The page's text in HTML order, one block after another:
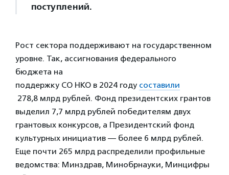
поступлений.
Рост сектора поддерживают на государственном
уровне. Так, ассигнования федерального
бюджета на
поддержку СО НКО в 2024 году составили
278,8 млрд рублей. Фонд президентских грантов
выделил 7,7 млрд рублей победителям двух
грантовых конкурсов, а Президентский фонд
культурных инициатив — более 6 млрд рублей.
Еще почти 265 млрд распределили профильные
ведомства: Минздрав, Минобрнауки, Минцифры